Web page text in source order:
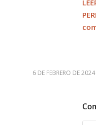
6 DE FEBRERO DE 2024